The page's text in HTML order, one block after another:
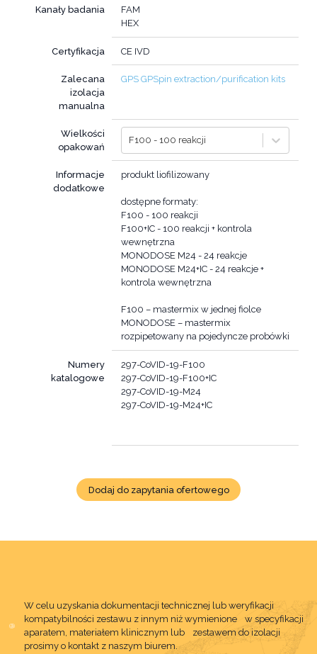
Kanały badania
FAM
HEX
Certyfikacja CE IVD
Zalecana
izolacja
manualna
GPS GPSpin extraction/purification kits
Wielkości
opakowań
F100 - 100 reakcji
Informacje
dodatkowe
produkt liofilizowany
dostępne formaty:
F100 - 100 reakcji
F100+IC - 100 reakcji + kontrola
wewnętrzna
MONODOSE M24 - 24 reakcje
MONODOSE M24+IC - 24 reakcje +
kontrola wewnętrzna
F100 – mastermix w jednej fiolce
MONODOSE – mastermix
Numery
katalogowe
297-CoVID-19-F100
297-CoVID-19-F100+IC
297-CoVID-19-M24
297-CoVID-19-M24+IC
Dodaj do zapytania ofertowego
W celu uzyskania dokumentacji technicznej lub weryfikacji
kompatybilności zestawu z innym niż wymienione w specyfikacji
aparatem, materiałem klinicznym lub zestawem do izolacji
prosimy o kontakt z naszym biurem.